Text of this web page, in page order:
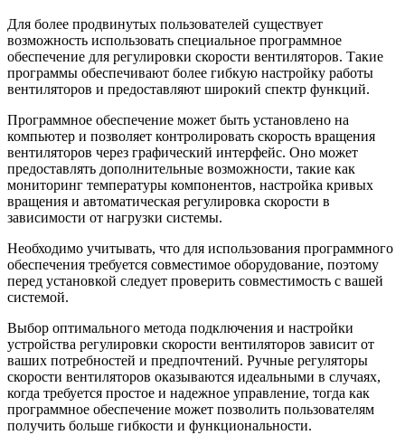
Для более продвинутых пользователей существует
возможность использовать специальное программное
обеспечение для регулировки скорости вентиляторов. Такие
программы обеспечивают более гибкую настройку работы
вентиляторов и предоставляют широкий спектр функций.
Программное обеспечение может быть установлено на
компьютер и позволяет контролировать скорость вращения
вентиляторов через графический интерфейс. Оно может
предоставлять дополнительные возможности, такие как
мониторинг температуры компонентов, настройка кривых
вращения и автоматическая регулировка скорости в
зависимости от нагрузки системы.
Необходимо учитывать, что для использования программного
обеспечения требуется совместимое оборудование, поэтому
перед установкой следует проверить совместимость с вашей
системой.
Выбор оптимального метода подключения и настройки
устройства регулировки скорости вентиляторов зависит от
ваших потребностей и предпочтений. Ручные регуляторы
скорости вентиляторов оказываются идеальными в случаях,
когда требуется простое и надежное управление, тогда как
программное обеспечение может позволить пользователям
получить больше гибкости и функциональности.